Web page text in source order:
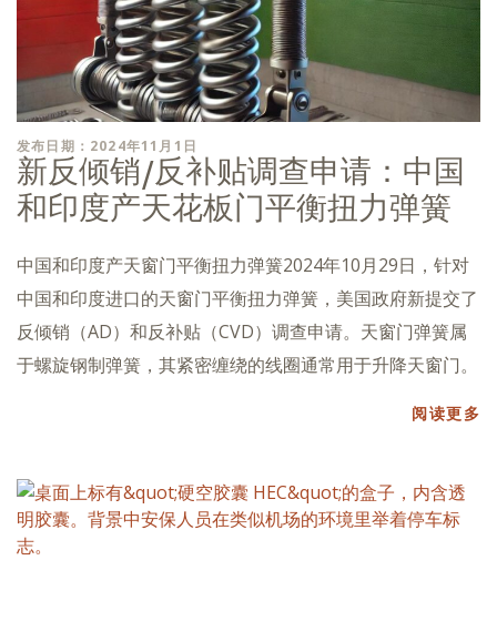
发布日期：2024年11月1日
新反倾销/反补贴调查申请：中国
和印度产天花板门平衡扭力弹簧
中国和印度产天窗门平衡扭力弹簧2024年10月29日，针对
中国和印度进口的天窗门平衡扭力弹簧，美国政府新提交了
反倾销（AD）和反补贴（CVD）调查申请。天窗门弹簧属
于螺旋钢制弹簧，其紧密缠绕的线圈通常用于升降天窗门。
阅读更多